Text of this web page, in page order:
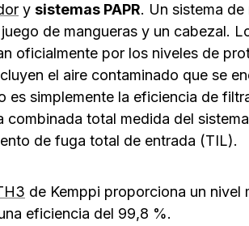
y sistemas PAPR. Un sistema
de mangueras y un cabezal.
oficialmente por los niveles de
el aire contaminado que se
es simplemente la eficiencia de
total medida del
de fuga total de entrada (TIL).
de Kemppi proporciona un nivel
eficiencia del 99,8 %.